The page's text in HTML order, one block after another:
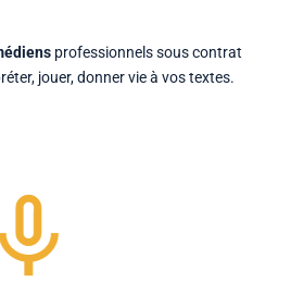
professionnels sous contrat
jouer, donner vie à vos textes.